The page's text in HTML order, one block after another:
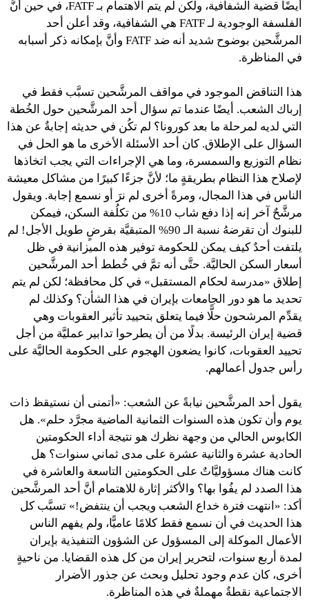
أيضًا قضية الشفافية، ولكن لم يتم الاهتمام بـ FATF، في حين أنَّ
الفلسفة الوجودية لـ FATF هي الشفافية، وقد أعلن أحد
المرشَّحين بوضوح شديد أنه ضد FATF وأنَّ بإمكانه ذكر أسبابه
في المناظرة.
هذا التناقض الموجود في مواقف المرشَّحين تسبَّب فقط في
إرباك الشعب. أيضًا عندما تم سؤال أحد المرشَّحين حول الخُطة
التي لديه لمرحلة ما بعد كورونا؟ لم تكُن في حديثه إجابةٌ عن هذا
السؤال على الإطلاق. كان أحد الأسئلة الأخرى ما هو الحل في
نظام التوزيع والسمسرة، وما هي الإجراءات التي يجب اتخاذها
لإصلاح هذا النظام بطريقةٍ ما؛ لأنَّ جزءًا كبيرًا من مشاكل معيشة
الناس في هذا المجال، ومرةً ​​أخرى لم نرَ أو نسمع إجابة. ويقول
مرشَّحٌ آخر إنه إذا دفع شاب 10% من تكلُفة السكن، فيمكن
للبنوك أن تقرضهُ نسبة الـ 90% المتبقيَّة بقرضٍ طويل الأجل! لم
يلتفت أحدٌ كيف يمكن للحكومة توفير هذه الميزانية في ظل
أسعار السكن الحاليَّة. حتَّى أنه تمَّ في خُطط أحد المرشَّحين
إطلاق «مدرسة لحكام المستقبل» في كل محافظة؛ لكن لم يتم
تحديد ما هو دور الجامعات بإيران في هذا الشأن؟ وكذلك لم
يقدِّم المرشحون حلًّا فيما يتعلق بتحييد تأثير العقوبات وهي
قضية إيران الرئيسة. بدلًا من أن يطرحوا تدابير عمليَّة من أجل
تحييد العقوبات، كانوا يضعون الهجوم على الحكومة الحاليَّة على
رأس جدول أعمالهم.
يقول أحد المرشَّحين نيابةً عن الشعب: «أتمنى أن نستيقظ ذات
يوم وأن تكون هذه السنوات الثمانية الماضية مجرَّد حلم». هل
الكابوس الحالي من وجهة نظرك هو نتيجة أداء الحكومتين
الحادية عشرة والثانية عشرة على مدى ثماني سنوات؟ هل
كانت هناك مسؤوليَّاتٌ على الحكومتين التاسعة والعاشرة في
هذا الصدد لم يفُوا بها؟ والأكثر إثارة للاهتمام أنَّ أحد المرشَّحين
أكد: «انتهت فترة خداع الشعب ويجب أن ينتفض!» تسبَّب كل
هذا الحديث في أن نسمع فقط كلامًا عاميًّا، ولم يفهم الناس
الأعمال الموكلة إلى المسؤول عن الشؤون التنفيذية بإيران
لمدة أربع سنوات، لتحرير إيران من كل هذه القضايا. من ناحيةٍ
أخرى، كان عدم وجود تحليل وبحث عن جذور الأضرار
الاجتماعية نقطةٌ مهملةٌ في هذه المناظرة.